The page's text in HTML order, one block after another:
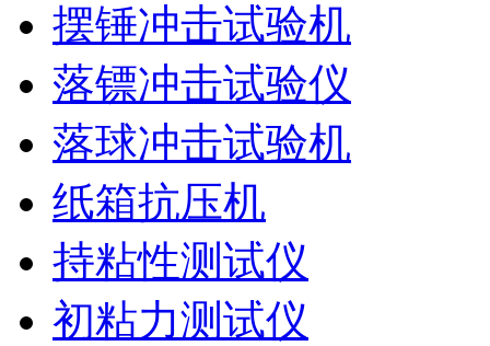
摆锤冲击试验机
落镖冲击试验仪
落球冲击试验机
纸箱抗压机
持粘性测试仪
初粘力测试仪